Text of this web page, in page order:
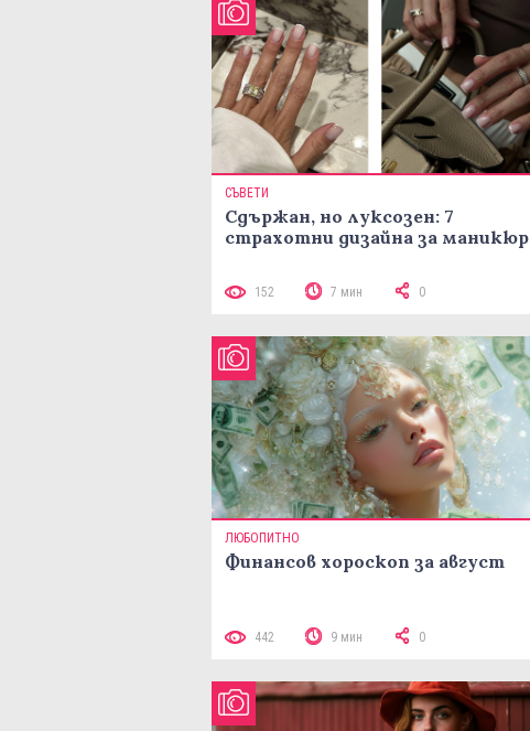
СЪВЕТИ
Сдържан, но луксозен: 7
страхотни дизайна за маникюр
152 7 мин 0
ЛЮБОПИТНО
Финансов хороскоп за август
442 9 мин 0